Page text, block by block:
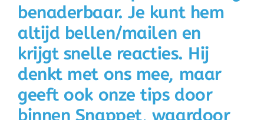
benaderbaar. Je kunt hem
altijd bellen/mailen en
krijgt snelle reacties. Hij
denkt met ons mee, maar
geeft ook onze tips door